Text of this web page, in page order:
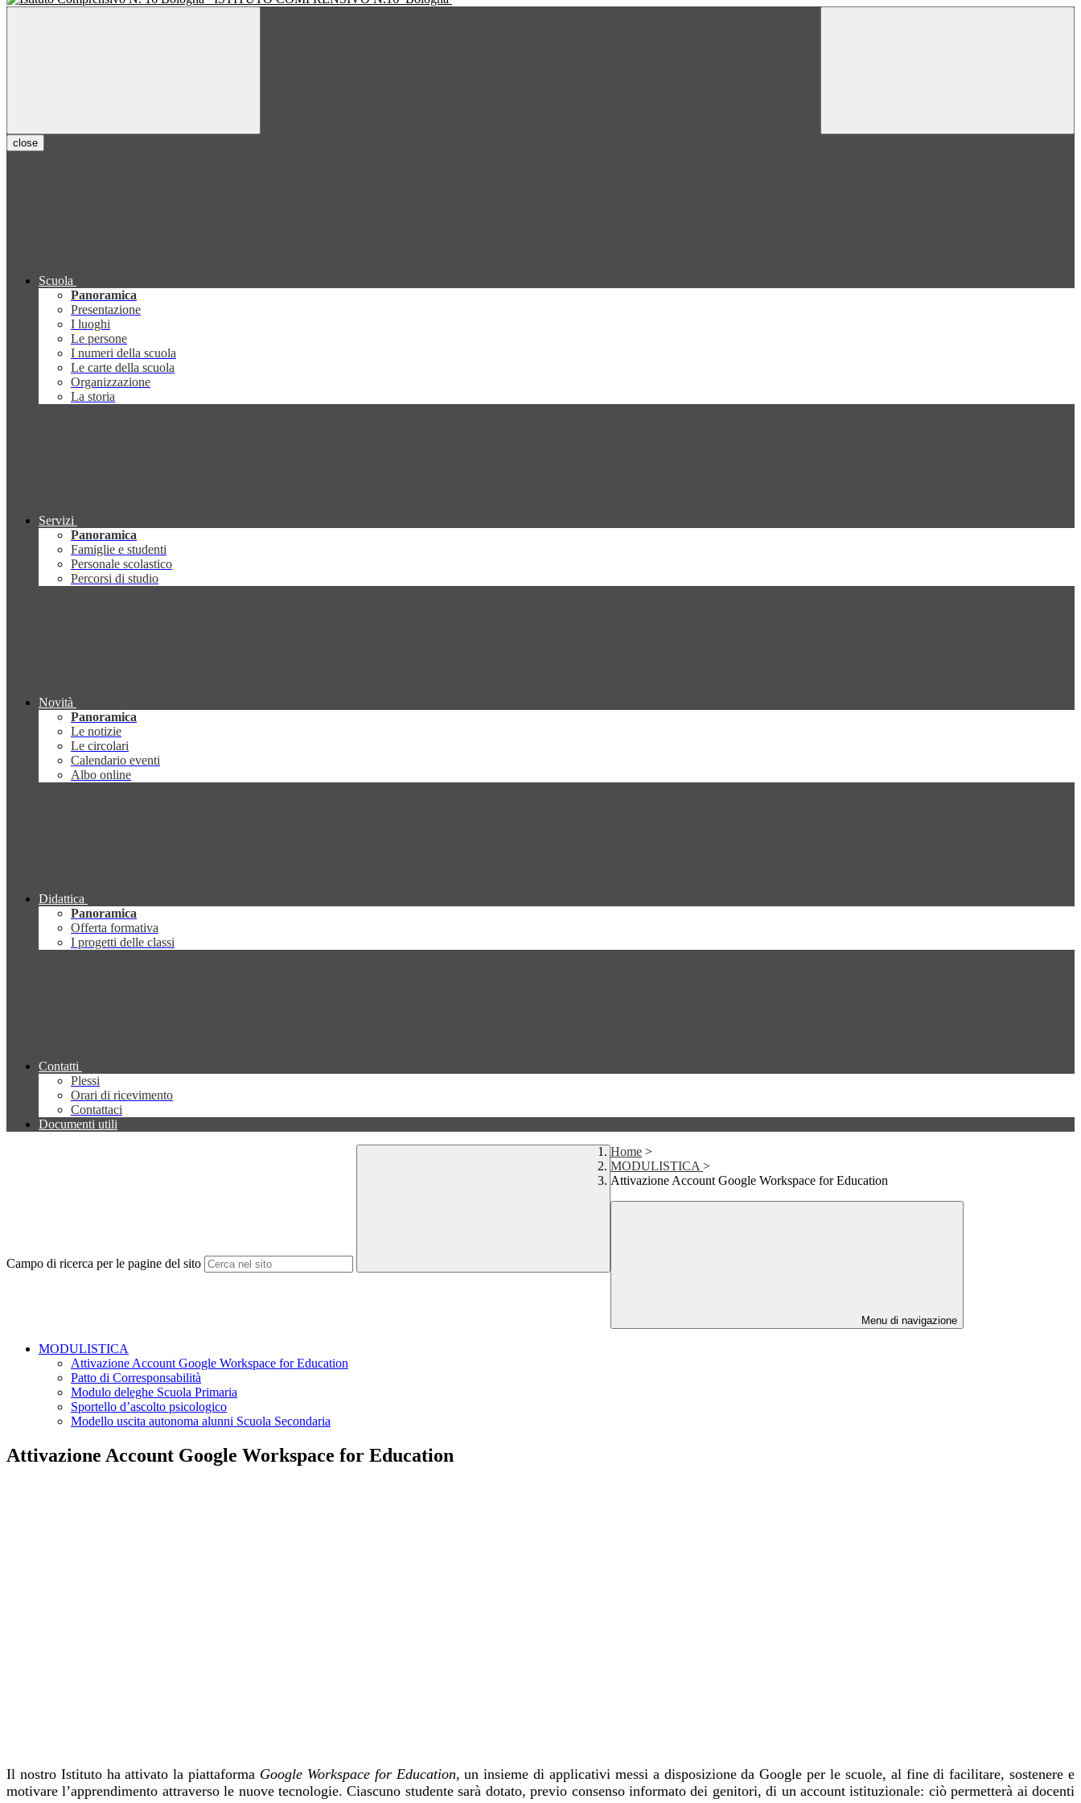
close
Scuola
Panoramica
Presentazione
I luoghi
Le persone
I numeri della scuola
Le carte della scuola
Organizzazione
La storia
Servizi
Panoramica
Famiglie e studenti
Personale scolastico
Percorsi di studio
Novità
Panoramica
Le notizie
Le circolari
Calendario eventi
Albo online
Didattica
Panoramica
Offerta formativa
I progetti delle classi
Contatti
Plessi
Orari di ricevimento
Contattaci
Documenti utili
Campo di ricerca per le pagine del sito
Home >
MODULISTICA >
Attivazione Account Google Workspace for Education
Menu di navigazione
MODULISTICA
Attivazione Account Google Workspace for Education
Patto di Corresponsabilità
Modulo deleghe Scuola Primaria
Sportello d’ascolto psicologico
Modello uscita autonoma alunni Scuola Secondaria
Attivazione Account Google Workspace for Education
Il nostro Istituto ha attivato la piattaforma Google Workspace for Education, un insieme di applicativi messi a disposizione da Google per le scuole, al fine di facilitare, sostenere e
motivare l’apprendimento attraverso le nuove tecnologie. Ciascuno studente sarà dotato, previo consenso informato dei genitori, di un account istituzionale: ciò permetterà ai docenti